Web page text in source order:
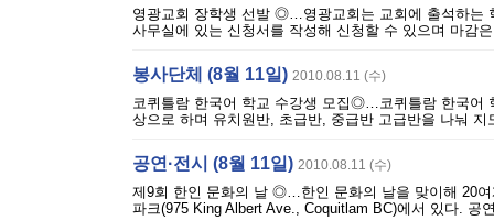
영광교회 장학생 선발 ◎…영광교회는 교회에 출석하는
사무실에 있는 신청서를 작성해 신청할 수 있으며 마감
봉사단체 (8월 11일) 2010.08.11 (수)
코퀴틀람 한국어 학교 수강생 모집◎…코퀴틀람 한국어
상으로 하며 유치원반, 초급반, 중급반 고급반을 나눠
공연·전시 (8월 11일) 2010.08.11 (수)
제9회 한인 문화의 날 ◎…한인 문화의 날을 맞이해 20
파크(975 King Albert Ave., Coquitlam BC)에서 있다. 공